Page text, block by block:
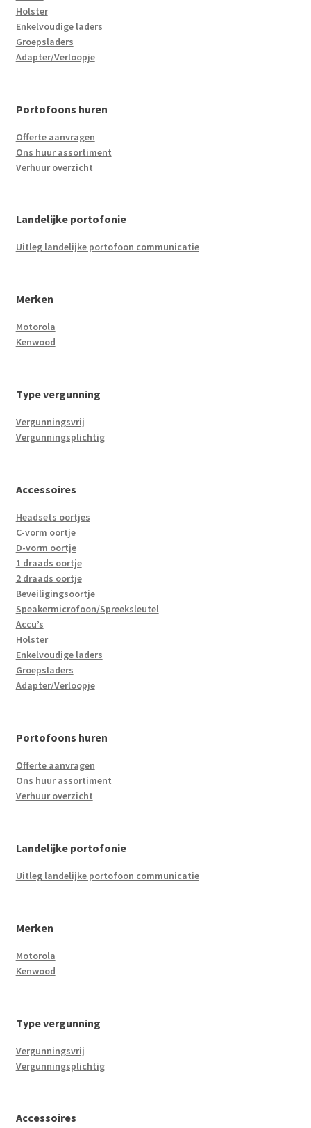
Holster
Enkelvoudige laders
Groepsladers
Adapter/Verloopje
Portofoons huren
Offerte aanvragen
Ons huur assortiment
Verhuur overzicht
Landelijke portofonie
Uitleg landelijke portofoon communicatie
Merken
Motorola
Kenwood
Type vergunning
Vergunningsvrij
Vergunningsplichtig
Accessoires
Headsets oortjes
C-vorm oortje
D-vorm oortje
1 draads oortje
2 draads oortje
Beveiligingsoortje
Speakermicrofoon/Spreeksleutel
Accu’s
Holster
Enkelvoudige laders
Groepsladers
Adapter/Verloopje
Portofoons huren
Offerte aanvragen
Ons huur assortiment
Verhuur overzicht
Landelijke portofonie
Uitleg landelijke portofoon communicatie
Merken
Motorola
Kenwood
Type vergunning
Vergunningsvrij
Vergunningsplichtig
Accessoires